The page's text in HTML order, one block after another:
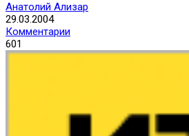
Анатолий Ализар
29.03.2004
Комментарии
601